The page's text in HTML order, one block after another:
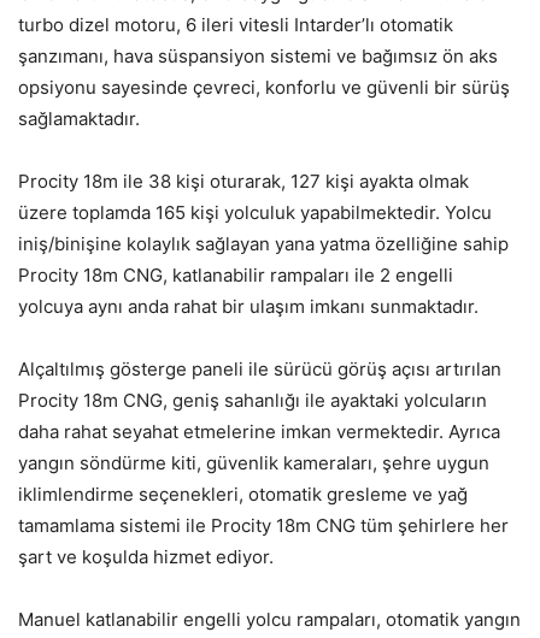
turbo dizel motoru, 6 ileri vitesli Intarder’lı otomatik
şanzımanı, hava süspansiyon sistemi ve bağımsız ön aks
opsiyonu sayesinde çevreci, konforlu ve güvenli bir sürüş
sağlamaktadır.
Procity 18m ile 38 kişi oturarak, 127 kişi ayakta olmak
üzere toplamda 165 kişi yolculuk yapabilmektedir. Yolcu
iniş/binişine kolaylık sağlayan yana yatma özelliğine sahip
Procity 18m CNG, katlanabilir rampaları ile 2 engelli
yolcuya aynı anda rahat bir ulaşım imkanı sunmaktadır.
Alçaltılmış gösterge paneli ile sürücü görüş açısı artırılan
Procity 18m CNG, geniş sahanlığı ile ayaktaki yolcuların
daha rahat seyahat etmelerine imkan vermektedir. Ayrıca
yangın söndürme kiti, güvenlik kameraları, şehre uygun
iklimlendirme seçenekleri, otomatik gresleme ve yağ
tamamlama sistemi ile Procity 18m CNG tüm şehirlere her
şart ve koşulda hizmet ediyor.
Manuel katlanabilir engelli yolcu rampaları, otomatik yangın